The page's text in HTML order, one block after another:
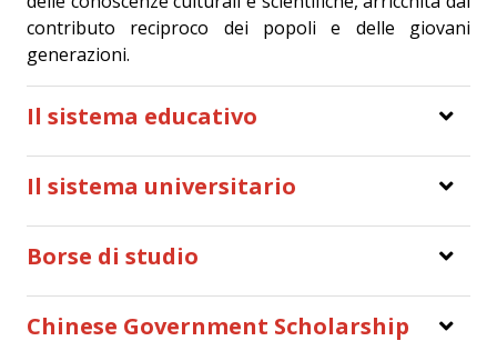
contributo reciproco dei popoli e delle giovani
generazioni.
Il sistema educativo
Il sistema universitario
Borse di studio
Chinese Government Scholarship